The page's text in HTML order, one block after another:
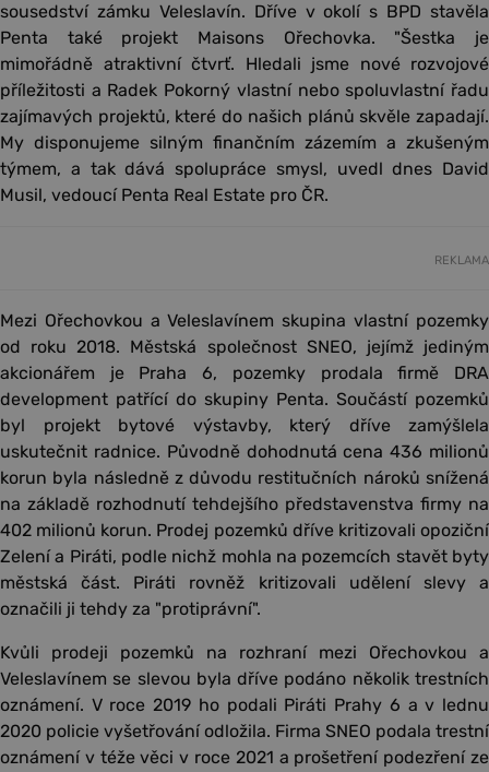
sousedství zámku Veleslavín. Dříve v okolí s BPD stavěla
Penta také projekt Maisons Ořechovka. "Šestka je
mimořádně atraktivní čtvrť. Hledali jsme nové rozvojové
příležitosti a Radek Pokorný vlastní nebo spoluvlastní řadu
zajímavých projektů, které do našich plánů skvěle zapadají.
My disponujeme silným finančním zázemím a zkušeným
týmem, a tak dává spolupráce smysl, uvedl dnes David
Musil, vedoucí Penta Real Estate pro ČR.
REKLAMA
Mezi Ořechovkou a Veleslavínem skupina vlastní pozemky
od roku 2018. Městská společnost SNEO, jejímž jediným
akcionářem je Praha 6, pozemky prodala firmě DRA
development patřící do skupiny Penta. Součástí pozemků
byl projekt bytové výstavby, který dříve zamýšlela
uskutečnit radnice. Původně dohodnutá cena 436 milionů
korun byla následně z důvodu restitučních nároků snížená
na základě rozhodnutí tehdejšího představenstva firmy na
402 milionů korun. Prodej pozemků dříve kritizovali opoziční
Zelení a Piráti, podle nichž mohla na pozemcích stavět byty
městská část. Piráti rovněž kritizovali udělení slevy a
označili ji tehdy za "protiprávní".
Kvůli prodeji pozemků na rozhraní mezi Ořechovkou a
Veleslavínem se slevou byla dříve podáno několik trestních
oznámení. V roce 2019 ho podali Piráti Prahy 6 a v lednu
2020 policie vyšetřování odložila. Firma SNEO podala trestní
oznámení v téže věci v roce 2021 a prošetření podezření ze